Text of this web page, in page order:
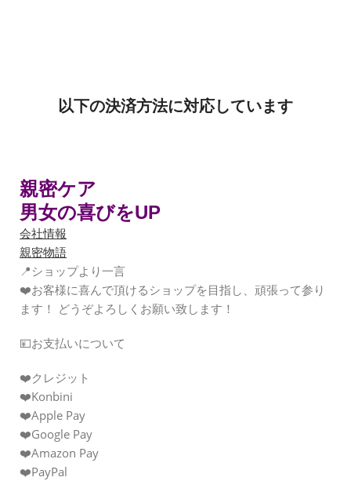
以下の決済方法に対応しています
親密ケア
男女の喜びをUP
会社情報
親密物語
📍ショップより一言
❤️お客様に喜んで頂けるショップを目指し、頑張って参り
ます！ どうぞよろしくお願い致します！
💴お支払いについて
❤️クレジット
❤️Konbini
❤️Apple Pay
❤️Google Pay
❤️Amazon Pay
❤️PayPal